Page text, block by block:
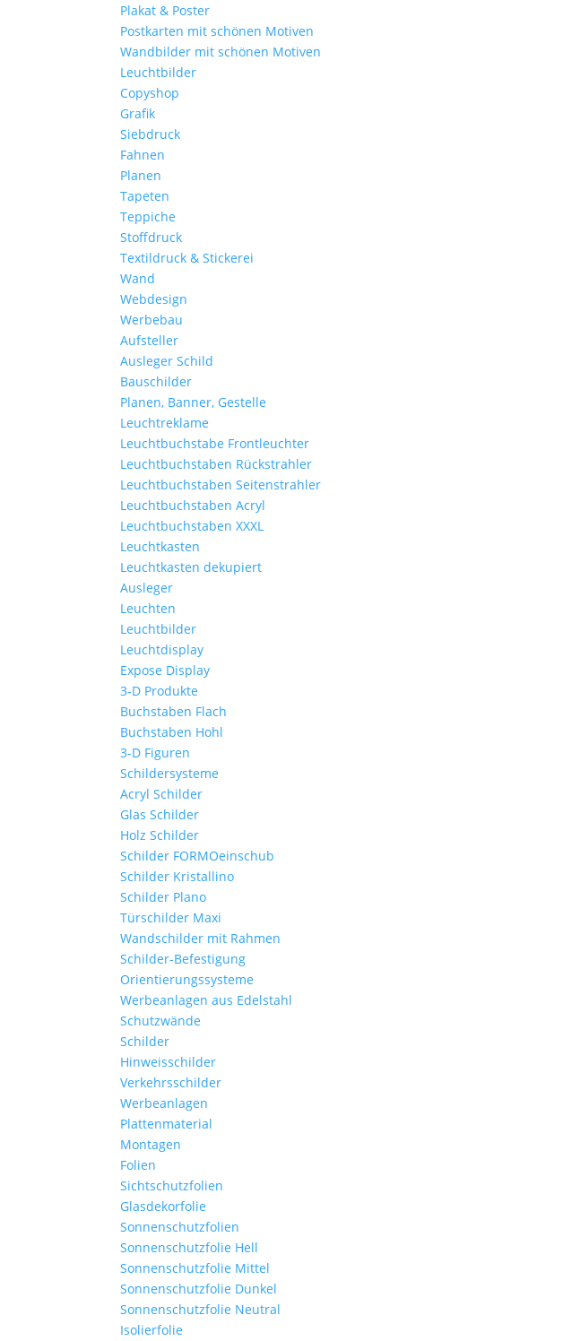
Plakat & Poster
Postkarten mit schönen Motiven
Wandbilder mit schönen Motiven
Leuchtbilder
Copyshop
Grafik
Siebdruck
Fahnen
Planen
Tapeten
Teppiche
Stoffdruck
Textildruck & Stickerei
Wand
Webdesign
Werbebau
Aufsteller
Ausleger Schild
Bauschilder
Planen, Banner, Gestelle
Leuchtreklame
Leuchtbuchstabe Frontleuchter
Leuchtbuchstaben Rückstrahler
Leuchtbuchstaben Seitenstrahler
Leuchtbuchstaben Acryl
Leuchtbuchstaben XXXL
Leuchtkasten
Leuchtkasten dekupiert
Ausleger
Leuchten
Leuchtbilder
Leuchtdisplay
Expose Display
3-D Produkte
Buchstaben Flach
Buchstaben Hohl
3-D Figuren
Schildersysteme
Acryl Schilder
Glas Schilder
Holz Schilder
Schilder FORMOeinschub
Schilder Kristallino
Schilder Plano
Türschilder Maxi
Wandschilder mit Rahmen
Schilder-Befestigung
Orientierungssysteme
Werbeanlagen aus Edelstahl
Schutzwände
Schilder
Hinweisschilder
Verkehrsschilder
Werbeanlagen
Plattenmaterial
Montagen
Folien
Sichtschutzfolien
Glasdekorfolie
Sonnenschutzfolien
Sonnenschutzfolie Hell
Sonnenschutzfolie Mittel
Sonnenschutzfolie Dunkel
Sonnenschutzfolie Neutral
Isolierfolie